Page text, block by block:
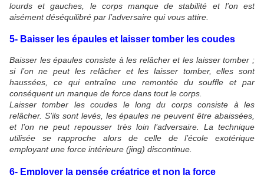
lourds et gauches, le corps manque de stabilité et l’on est
aisément déséquilibré par l’adversaire qui vous attire.
5- Baisser les épaules et laisser tomber les coudes
Baisser les épaules consiste à les relâcher et les laisser tomber ;
si l’on ne peut les relâcher et les laisser tomber, elles sont
haussées, ce qui entraîne une remontée du souffle et par
conséquent un manque de force dans tout le corps.
Laisser tomber les coudes le long du corps consiste à les
relâcher. S’ils sont levés, les épaules ne peuvent être abaissées,
et l’on ne peut repousser très loin l’adversaire. La technique
utilisée se rapproche alors de celle de l’école exotérique
employant une force intérieure (jing) discontinue.
6- Employer la pensée créatrice et non la force